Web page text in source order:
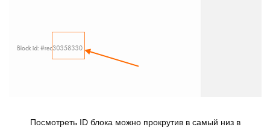
Посмотреть ID блока можно прокрутив в самый низ в